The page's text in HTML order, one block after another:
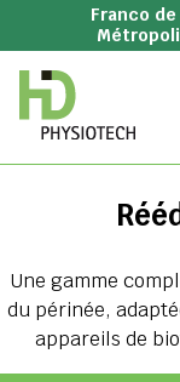
Franco
Une gamme
du périnée,
appareils de